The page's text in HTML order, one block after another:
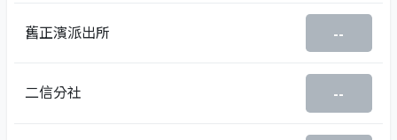
舊正濱派出所 --
二信分社 --